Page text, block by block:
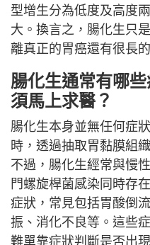
型增生分為低度及高度
大。換言之，腸化生只
離真正的胃癌還有很長
腸化生通常有哪
須馬上求醫？
腸化生本身並無任何症
時，透過抽取胃黏膜組
不過，腸化生經常與慢
門螺旋桿菌感染同時存
症狀，常見包括胃酸倒
振、消化不良等。這些
難單靠症狀判斷是否出